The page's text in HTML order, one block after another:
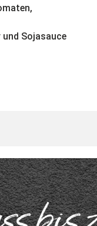
und Sojasauce